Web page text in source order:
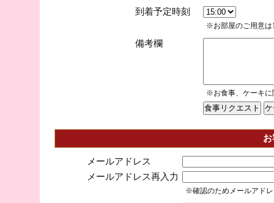
到着予定時刻
※お部屋のご用意は
備考欄
※お食事、ケーキに
メールアドレス
メールアドレス再入力
※確認のためメールアド